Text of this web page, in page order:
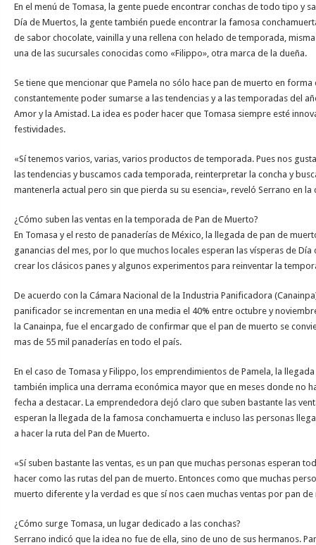
En el menú de Tomasa, la gente puede encontrar conchas de todo tipo y
Día de Muertos, la gente también puede encontrar la famosa
de sabor chocolate, vainilla y una rellena con helado de temporada,
una de las sucursales conocidas como «Filippo», otra marca de la dueña.
Se tiene que mencionar que Pamela no sólo hace pan de muerto en forma
constantemente poder sumarse a las tendencias y a las temporadas del
Amor y la Amistad. La idea es poder hacer que Tomasa siempre esté
festividades.
«Sí tenemos varios, varias, varios productos de temporada. Pues nos
las tendencias y buscamos cada temporada, reinterpretar la concha y
mantenerla actual pero sin que pierda su su esencia», reveló Serrano en la
¿Cómo suben las ventas en la temporada de Pan de Muerto?
En Tomasa y el resto de panaderías de México, la llegada de pan de
ganancias del mes, por lo que muchos locales esperan las vísperas de
crear los clásicos panes y algunos experimentos para reinventar la
De acuerdo con la Cámara Nacional de la Industria Panificadora
panificador se incrementan en una media el 40% entre octubre y
la Canainpa, fue el encargado de confirmar que el pan de muerto se
mas de 55 mil panaderías en todo el país.
En el caso de Tomasa y Filippo, los emprendimientos de Pamela, la
también implica una derrama económica mayor que en meses donde no
fecha a destacar. La emprendedora dejó claro que suben bastante las
esperan la llegada de la famosa conchamuerta e incluso las personas
a hacer la ruta del Pan de Muerto.
«Sí suben bastante las ventas, es un pan que muchas personas esperan
hacer como las rutas del pan de muerto. Entonces como que muchas
muerto diferente y la verdad es que sí nos caen muchas ventas por pan de
¿Cómo surge Tomasa, un lugar dedicado a las conchas?
Serrano indicó que la idea no fue de ella, sino de uno de sus hermanos.